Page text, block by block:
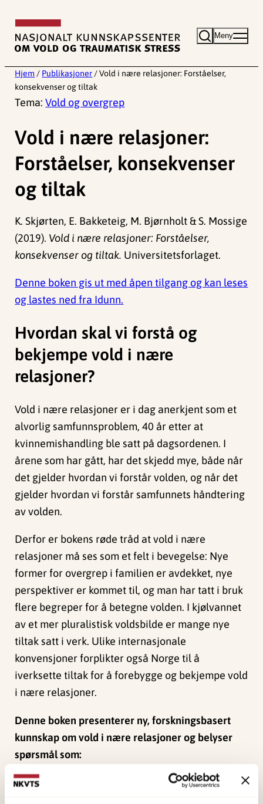
innhold
Meny
Hjem / Publikasjoner / Vold i nære relasjoner: Forståelser,
konsekvenser og tiltak
Tema:Vold og overgrep
Vold i nære relasjoner:
Forståelser, konsekvenser
og tiltak
K. Skjørten, E. Bakketeig, M. Bjørnholt & S. Mossige
(2019). Vold i nære relasjoner: Forståelser,
konsekvenser og tiltak. Universitetsforlaget.
Denne boken gis ut med åpen tilgang og kan leses
og lastes ned fra Idunn.
Hvordan skal vi forstå og
bekjempe vold i nære
relasjoner?
Vold i nære relasjoner er i dag anerkjent som et
alvorlig samfunnsproblem, 40 år etter at
kvinnemishandling ble satt på dagsordenen. I
årene som har gått, har det skjedd mye, både når
det gjelder hvordan vi forstår volden, og når det
gjelder hvordan vi forstår samfunnets håndtering
av volden.
Derfor er bokens røde tråd at vold i nære
relasjoner må ses som et felt i bevegelse: Nye
former for overgrep i familien er avdekket, nye
perspektiver er kommet til, og man har tatt i bruk
flere begreper for å betegne volden. I kjølvannet
av et mer pluralistisk voldsbilde er mange nye
tiltak satt i verk. Ulike internasjonale
konvensjoner forplikter også Norge til å
iverksette tiltak for å forebygge og bekjempe vold
i nære relasjoner.
Denne boken presenterer ny, forskningsbasert
kunnskap om vold i nære relasjoner og belyser
spørsmål som:
Er vold i nære relasjoner fortsatt et